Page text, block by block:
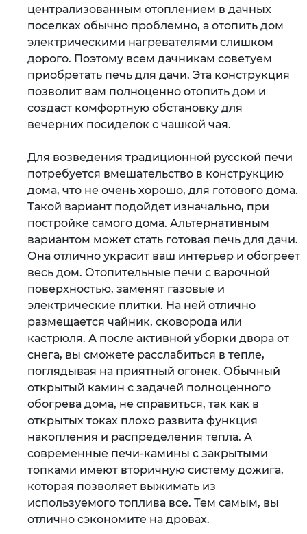
централизованным отоплением в дачных
поселках обычно проблемно, а отопить дом
электрическими нагревателями слишком
дорого. Поэтому всем дачникам советуем
приобретать печь для дачи. Эта конструкция
позволит вам полноценно отопить дом и
создаст комфортную обстановку для
вечерних посиделок с чашкой чая.
Для возведения традиционной русской печи
потребуется вмешательство в конструкцию
дома, что не очень хорошо, для готового дома.
Такой вариант подойдет изначально, при
постройке самого дома. Альтернативным
вариантом может стать готовая печь для дачи.
Она отлично украсит ваш интерьер и обогреет
весь дом. Отопительные печи с варочной
поверхностью, заменят газовые и
электрические плитки. На ней отлично
размещается чайник, сковорода или
кастрюля. А после активной уборки двора от
снега, вы сможете расслабиться в тепле,
поглядывая на приятный огонек. Обычный
открытый камин с задачей полноценного
обогрева дома, не справиться, так как в
открытых токах плохо развита функция
накопления и распределения тепла. А
современные печи-камины с закрытыми
топками имеют вторичную систему дожига,
которая позволяет выжимать из
используемого топлива все. Тем самым, вы
отлично сэкономите на дровах.